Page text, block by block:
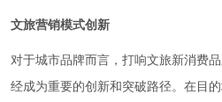
文旅营销模式创新
对于城市品牌而言，打响文旅新消费
经成为重要的创新和突破路径。在目